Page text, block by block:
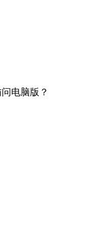
电脑版？